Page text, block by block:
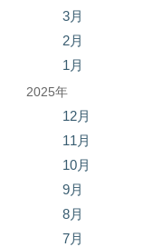
3月
2月
1月
2025年
12月
11月
10月
9月
8月
7月